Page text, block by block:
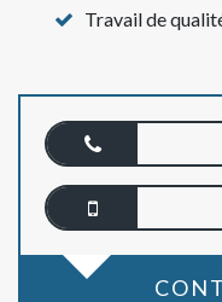
Travail de